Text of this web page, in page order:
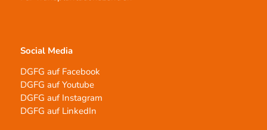
Social Media
DGFG auf Facebook
DGFG auf Youtube
DGFG auf Instagram
DGFG auf LinkedIn